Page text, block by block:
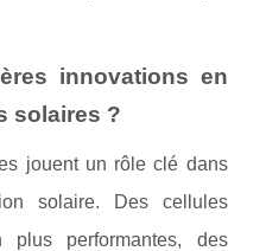
innovations en
solaires ?
jouent un rôle clé dans
solaire. Des cellules
plus performantes, des